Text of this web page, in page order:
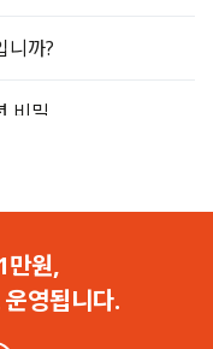
니까?
비밀
생
만원,
영됩니다.